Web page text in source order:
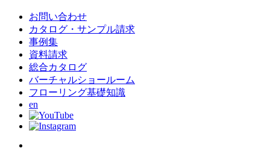
お問い合わせ
カタログ・サンプル請求
事例集
資料請求
総合カタログ
バーチャルショールーム
フローリング基礎知識
en